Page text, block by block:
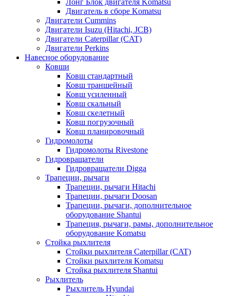
Двигатель в сборе Komatsu
Двигатели Cummins
Двигатели Isuzu (Hitachi, JCB)
Двигатели Caterpillar (CAT)
Двигатели Perkins
Навесное оборудование
Ковши
Ковш стандартный
Ковш траншейный
Ковш усиленный
Ковш скальный
Ковш скелетный
Ковш погрузочный
Ковш планировочный
Гидромолоты
Гидромолоты Rivestone
Гидровращатели
Гидровращатели Digga
Трапеции, рычаги
Трапеции, рычаги Hitachi
Трапеции, рычаги Doosan
Трапеции, рычаги, дополнительное
оборудование Shantui
Трапеция, рычаги, рамы, дополнительное
оборудование Komatsu
Стойка рыхлителя
Стойки рыхлителя Caterpillar (CAT)
Стойки рыхлителя Komatsu
Стойка рыхлителя Shantui
Рыхлитель
Рыхлитель Hyundai